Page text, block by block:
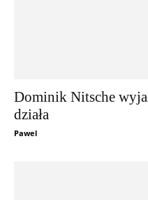
Dominik Nitsche
działa
Pawel